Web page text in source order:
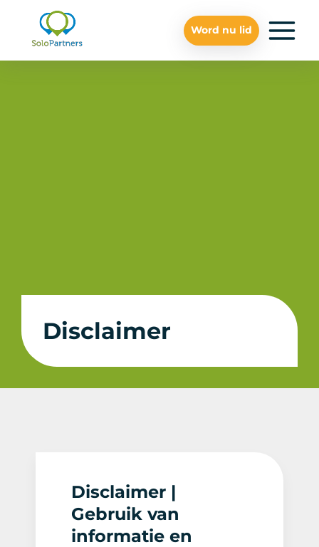
Word nu lid
Disclaimer
Disclaimer |
Gebruik van
informatie en